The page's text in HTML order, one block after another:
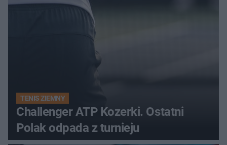
TENIS ZIEMNY
Challenger ATP Kozerki. Ostatni
Polak odpada z turnieju